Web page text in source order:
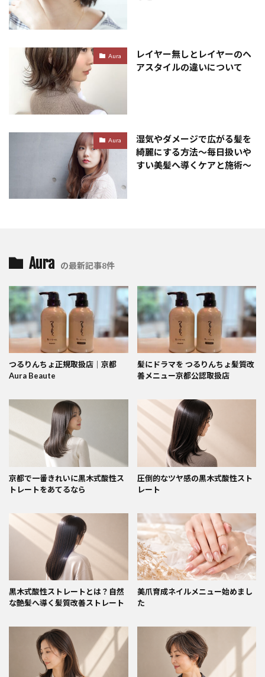
Aura
レイヤー無しとレイヤーのヘ
アスタイルの違いについて
Aura
湿気やダメージで広がる髪を
綺麗にする方法〜毎日扱いや
すい美髪へ導くケアと施術〜
Aura の最新記事8件
つるりんちょ正規取扱店｜京都
Aura Beaute
髪にドラマを つるりんちょ髪質改
善メニュー京都公認取扱店
京都で一番きれいに黒木式酸性ス
トレートをあてるなら
圧倒的なツヤ感の黒木式酸性スト
レート
黒木式酸性ストレートとは？自然
な艶髪へ導く髪質改善ストレート
美爪育成ネイルメニュー始めまし
た